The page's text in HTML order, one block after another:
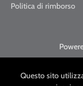
Politica di rimborso
Questo sito